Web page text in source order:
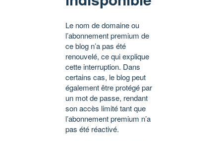
Le nom de domaine ou
l’abonnement premium de
ce blog n’a pas été
renouvelé, ce qui explique
cette interruption. Dans
certains cas, le blog peut
également être protégé par
un mot de passe, rendant
son accès limité tant que
l’abonnement premium n’a
pas été réactivé.